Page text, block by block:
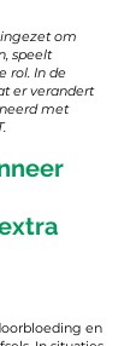
om
speelt
rol. In de
er verandert
met
en